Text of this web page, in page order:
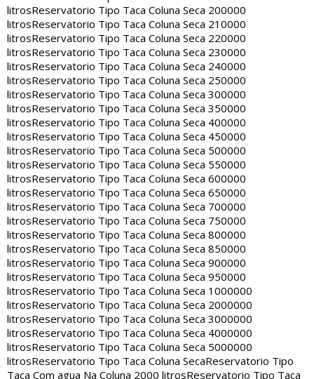
litrosReservatorio Tipo Taca Coluna Seca 200000
litrosReservatorio Tipo Taca Coluna Seca 210000
litrosReservatorio Tipo Taca Coluna Seca 220000
litrosReservatorio Tipo Taca Coluna Seca 230000
litrosReservatorio Tipo Taca Coluna Seca 240000
litrosReservatorio Tipo Taca Coluna Seca 250000
litrosReservatorio Tipo Taca Coluna Seca 300000
litrosReservatorio Tipo Taca Coluna Seca 350000
litrosReservatorio Tipo Taca Coluna Seca 400000
litrosReservatorio Tipo Taca Coluna Seca 450000
litrosReservatorio Tipo Taca Coluna Seca 500000
litrosReservatorio Tipo Taca Coluna Seca 550000
litrosReservatorio Tipo Taca Coluna Seca 600000
litrosReservatorio Tipo Taca Coluna Seca 650000
litrosReservatorio Tipo Taca Coluna Seca 700000
litrosReservatorio Tipo Taca Coluna Seca 750000
litrosReservatorio Tipo Taca Coluna Seca 800000
litrosReservatorio Tipo Taca Coluna Seca 850000
litrosReservatorio Tipo Taca Coluna Seca 900000
litrosReservatorio Tipo Taca Coluna Seca 950000
litrosReservatorio Tipo Taca Coluna Seca 1000000
litrosReservatorio Tipo Taca Coluna Seca 2000000
litrosReservatorio Tipo Taca Coluna Seca 3000000
litrosReservatorio Tipo Taca Coluna Seca 4000000
litrosReservatorio Tipo Taca Coluna Seca 5000000
litrosReservatorio Tipo Taca Coluna SecaReservatorio Tipo
Taca Com agua Na Coluna 2000 litrosReservatorio Tipo Taca